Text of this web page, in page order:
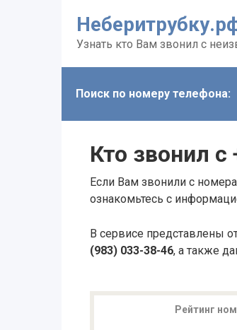
Узнать кто Вам звонил с
Поиск по номеру телефона:
Кто звонил с
Если Вам звонили с
ознакомьтесь с
В сервисе представлены
(983) 033-38-46, а также
Рейтинг